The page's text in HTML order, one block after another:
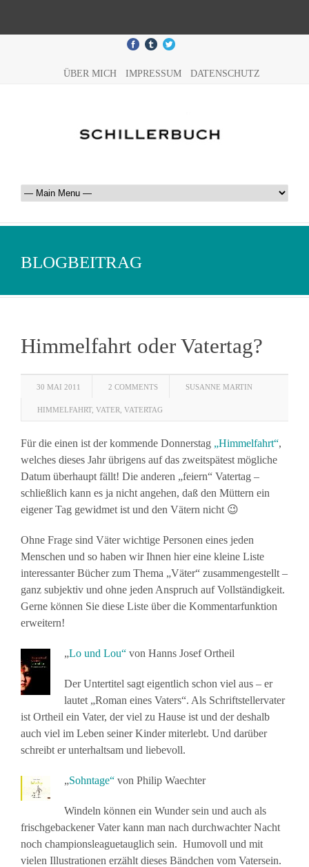
ÜBER MICH IMPRESSUM DATENSCHUTZ
BLOGBEITRAG
Himmelfahrt oder Vatertag?
30 MAI 2011 2 COMMENTS SUSANNE MARTIN
HIMMELFAHRT, VATER VATERTAG
Für die einen ist der kommende Donnerstag „Himmelfahrt“,
welches dieses Jahr übrigens auf das zweitspätest mögliche
Datum überhaupt fällt! Die anderen „feiern“ Vatertag –
schließlich kann es ja nicht angehen, daß den Müttern ein
eigener Tag gewidmet ist und den Vätern nicht 😉
Ohne Frage sind Väter wichtige Personen eines jeden
Menschen und so haben wir Ihnen hier eine kleine Liste
interessanter Bücher zum Thema „Väter“ zusammengestellt –
ganz subjektiv und ohne jeden Anspruch auf Vollständigkeit.
Gerne können Sie diese Liste über die Kommentarfunktion
erweitern!
„Lo und Lou“ von Hanns Josef Ortheil
Der Untertitel sagt eigentlich schon viel aus – er
lautet „Roman eines Vaters“. Als Schriftstellervater
ist Ortheil ein Vater, der viel zu Hause ist und der deshalb
auch viel im Leben seiner Kinder miterlebt. Und darüber
schreibt er unterhaltsam und liebevoll.
„Sohntage“ von Philip Waechter
Windeln können ein Wunder sein und auch als
frischgebackener Vater kann man nach durchwachter Nacht
noch championsleaguetauglich sein. Humovoll und mit
vielen Illustrationen erzählt dieses Bändchen vom Vatersein.